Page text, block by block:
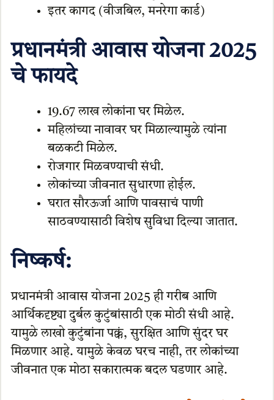
इतर कागद (वीजबिल, मनरेगा कार्ड)
प्रधानमंत्री आवास योजना 2025
चे फायदे
19.67 लाख लोकांना घर मिळेल.
महिलांच्या नावावर घर मिळाल्यामुळे त्यांना
बळकटी मिळेल.
रोजगार मिळवण्याची संधी.
लोकांच्या जीवनात सुधारणा होईल.
घरात सौरऊर्जा आणि पावसाचं पाणी
साठवण्यासाठी विशेष सुविधा दिल्या जातात.
निष्कर्ष:
प्रधानमंत्री आवास योजना 2025 ही गरीब आणि
आर्थिकदृष्ट्या दुर्बल कुटुंबांसाठी एक मोठी संधी आहे.
यामुळे लाखो कुटुंबांना पक्कं, सुरक्षित आणि सुंदर घर
मिळणार आहे. यामुळे केवळ घरच नाही, तर लोकांच्या
जीवनात एक मोठा सकारात्मक बदल घडणार आहे.